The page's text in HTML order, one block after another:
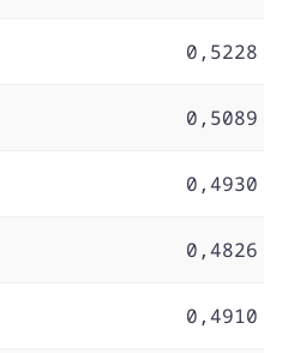
0,5228
0,5089
0,4930
0,4826
0,4910